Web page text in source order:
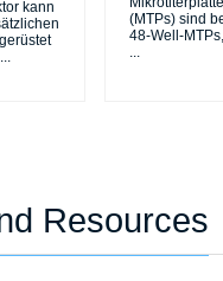
kann
...
(MTPs) sind
48-Well-
...
Resources